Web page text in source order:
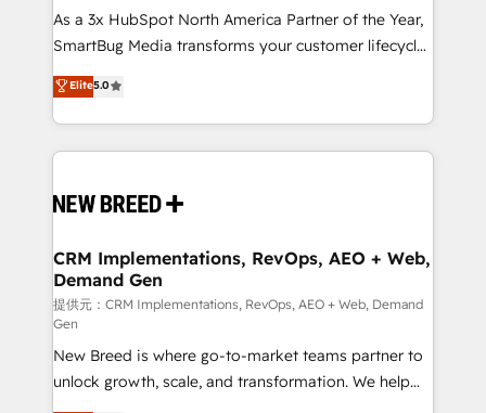
GTMの見える化・自動化まで。全Hub統合運用、デー
タ品質設計、グループ横断のCRM統合に対応します。
の一部をAIが自律実行する組織への移行を設計・実装。
Breeze・Claude等をHubSpotと連携させ、役割定義・
革を、構想から実装・定着までPMOとして主導。「設
の統合・浸透・変革管理を実行します。 ▸ CMS戦略設
計・構築：リード獲得・CVR・SEOを前提にした情報設
計・導線設計・テンプレート設計をContent Hubで一体
提供。 ▸ 既存CRM・MAからの移行支援：Salesforce・
Marketo・Pardot等からの移行、カスタム設計、履歴
データ移行と活用設計まで。 ▸ AEO対応：ChatGPT・
As a 3x HubSpot North America Partner of the Year,
SmartBug Media transforms your customer lifecycle
into a revenue engine. Our unified ecosystem
includes specialized divisions Globalia (AI &
Software) and Point Success Media (Paid Media),
making this the official home for all three brands. 🔄
and system integrations powered by Globalia’s
trainers to drive platform adoption. 📈 Revenue
Generation - Full-funnel marketing and high-
performance advertising via Point Success Media. -
Expert deployment of Breeze AI and custom agents
to automate growth. 🏆 Elite Excellence - 8 platform
accreditations and deep HIPAA-compliance
Elite5.0
CRM Implementations, RevOps, AEO + Web,
Demand Gen
提供元：CRM Implementations, RevOps, AEO + Web, Demand
Gen
New Breed is where go-to-market teams partner to
unlock growth, scale, and transformation. We help
companies activate HubSpot’s AI-powered